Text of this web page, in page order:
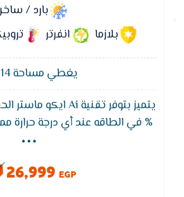
بارد /
بلازما
انفرتر
يغطي مساحة 14 متر²
% في الطاقه عند أي درجة حرارة
المثالي لمساحتك كما ايضا
...
26,999 EGP